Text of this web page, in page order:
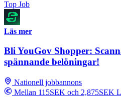
Top Job
Läs mer
Bli YouGov Shopper:
spännande belöningar!
Nationell jobbannons
Mellan 115SEK och 2,875SEK